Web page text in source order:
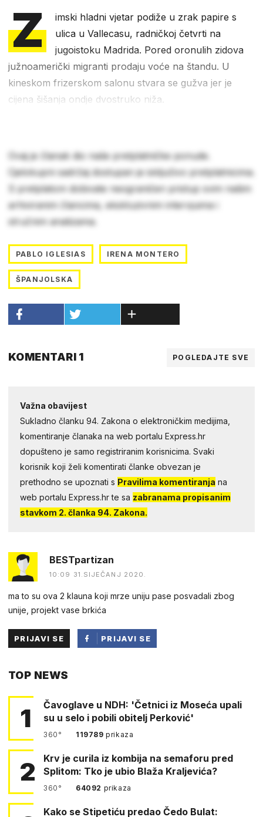
Z
imski hladni vjetar podiže u zrak papire s
ulica u Vallecasu, radničkoj četvrti na
jugoistoku Madrida. Pored oronulih zidova
južnoamerički migranti prodaju voće na štandu. U
kineskom frizerskom salonu stvara se gužva jer je
cijena šišanja ondje dvostruko niža.
Ovaj je članak dio naše pretplatničke ponude.
Cjelokupni sadržaj dostupan je isključivo pretplatnicima.
S pretplatom dobivate neograničen pristup svim našim
arhiviranim člancima, ekskluzivnim intervjuima i
stručnim analizama.
PABLO IGLESIAS IRENA MONTERO
ŠPANJOLSKA
KOMENTARI 1 POGLEDAJTE SVE
Važna obavijest
Sukladno članku 94. Zakona o elektroničkim medijima,
komentiranje članaka na web portalu Express.hr
dopušteno je samo registriranim korisnicima. Svaki
korisnik koji želi komentirati članke obvezan je
prethodno se upoznati s Pravilima komentiranja na
web portalu Express.hr te sa zabranama propisanim
stavkom 2. članka 94. Zakona.
BESTpartizan
10:09 31.SIJEČANJ 2020.
ma to su ova 2 klauna koji mrze uniju pase posvadali zbog
unije, projekt vase brkića
PRIJAVI SE
PRIJAVI SE
TOP NEWS
1
Čavoglave u NDH: 'Četnici iz Moseća upali
su u selo i pobili obitelj Perković'
360° 119789prikaza
2
Krv je curila iz kombija na semaforu pred
Splitom: Tko je ubio Blaža Kraljevića?
360° 64092 prikaza
Kako se Stipetiću predao Čedo Bulat: